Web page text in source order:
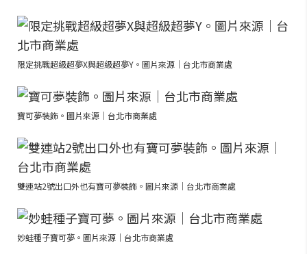
限定挑戰超級超夢X與超級超夢Y。圖片來源｜台北市商業處
寶可夢裝飾。圖片來源｜台北市商業處
雙連站2號出口外也有寶可夢裝飾。圖片來源｜台北市商業處
妙蛙種子寶可夢。圖片來源｜台北市商業處